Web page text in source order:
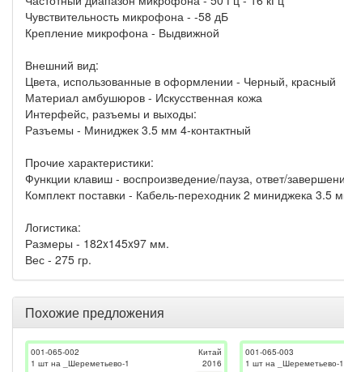
Чувствительность микрофона - -58 дБ
Крепление микрофона - Выдвижной
Внешний вид:
Цвета, использованные в оформлении - Черный, красный
Материал амбушюров - Искусственная кожа
Интерфейс, разъемы и выходы:
Разъемы - Миниджек 3.5 мм 4-контактный
Прочие характеристики:
Функции клавиш - воспроизведение/пауза, ответ/
Комплект поставки - Кабель-переходник 2 миниджека
Логистика:
Размеры - 182x145x97 мм.
Вес - 275 гр.
Похожие предложения
001-065-002
1 шт на _Шереметьево-1
Китай
2016
001-065-003
1 шт на _Шереметьево-1